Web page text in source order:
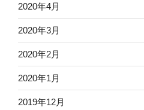
2020年4月
2020年3月
2020年2月
2020年1月
2019年12月